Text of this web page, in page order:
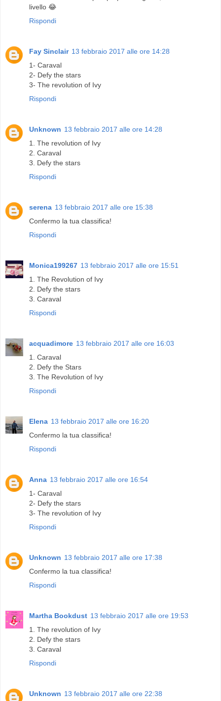
livello 😂
Rispondi
Fay Sinclair 13 febbraio 2017 alle ore 14:28
1- Caraval
2- Defy the stars
3- The revolution of Ivy
Rispondi
Unknown 13 febbraio 2017 alle ore 14:28
1. The revolution of Ivy
2. Caraval
3. Defy the stars
Rispondi
serena 13 febbraio 2017 alle ore 15:38
Confermo la tua classifica!
Rispondi
Monica199267 13 febbraio 2017 alle ore 15:51
1. The Revolution of Ivy
2. Defy the stars
3. Caraval
Rispondi
acquadimore 13 febbraio 2017 alle ore 16:03
1. Caraval
2. Defy the Stars
3. The Revolution of Ivy
Rispondi
Elena 13 febbraio 2017 alle ore 16:20
Confermo la tua classifica!
Rispondi
Anna 13 febbraio 2017 alle ore 16:54
1- Caraval
2- Defy the stars
3- The revolution of Ivy
Rispondi
Unknown 13 febbraio 2017 alle ore 17:38
Confermo la tua classifica!
Rispondi
Martha Bookdust 13 febbraio 2017 alle ore 19:53
1. The revolution of Ivy
2. Defy the stars
3. Caraval
Rispondi
Unknown 13 febbraio 2017 alle ore 22:38